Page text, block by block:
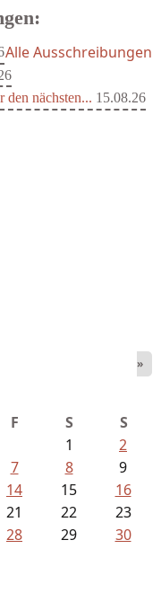
den nächsten... 15.08.26
Alle Ausschreibungen
»
F S
S
1
2
7 8
9
14 15
16
21 22
23
28 29
30